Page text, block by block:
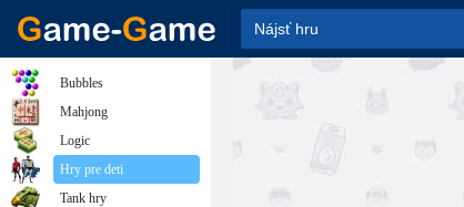
Bubbles
Mahjong
Logic
Hry pre deti
Tank hry